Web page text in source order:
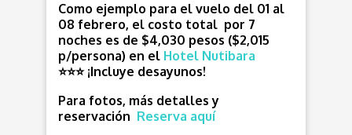
Como ejemplo para el vuelo del 01 al
08 febrero, el costo total por 7
noches es de $4,030 pesos ($2,015
p/persona) en el Hotel Nutibara
⭐⭐⭐¡Incluye desayunos!
Para fotos, más detalles y
reservación Reserva aquí